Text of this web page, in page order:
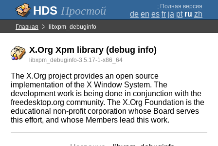
Простой ; Полная версия
de en es fr ja pt ru zh
Главная libxpm_debuginfo
X.Org Xpm library (debug info)
libxpm_debuginfo-3.5.17-1-x86_64
The X.Org project provides an open source
implementation of the X Window System. The
development work is being done in conjunction with the
freedesktop.org community. The X.Org Foundation is the
educational non-profit corporation whose Board serves
this effort, and whose Members lead this work.